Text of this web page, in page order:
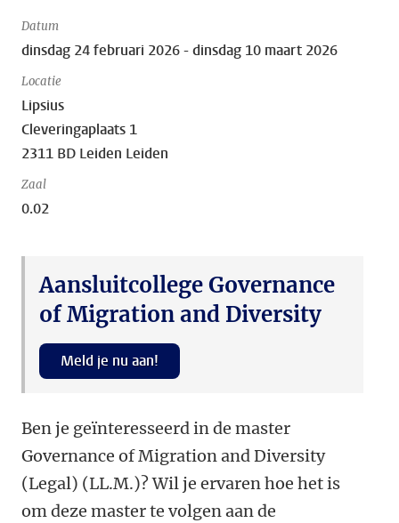
Datum
dinsdag 24 februari 2026 - dinsdag 10 maart 2026
Locatie
Lipsius
Cleveringaplaats 1
2311 BD Leiden Leiden
Zaal
0.02
Aansluitcollege Governance
of Migration and Diversity
Meld je nu aan!
Ben je geïnteresseerd in de master
Governance of Migration and Diversity
(Legal) (LL.M.)? Wil je ervaren hoe het is
om deze master te volgen aan de